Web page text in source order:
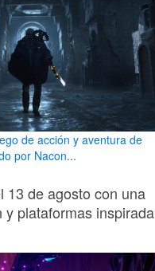
de acción y aventura de
por Nacon...
13 de agosto con una
plataformas inspirada